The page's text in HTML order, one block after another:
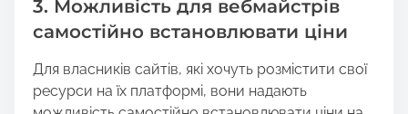
3. Можливість для вебмайстрів
самостійно встановлювати ціни
Для власників сайтів, які хочуть розмістити свої
ресурси на їх платформі, вони надають